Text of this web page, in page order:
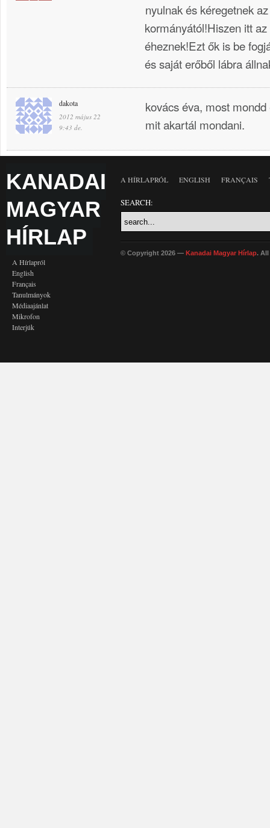
nyulnak és kéregetnek
kormányától!Hiszen itt
éheznek!Ezt ők is be
és saját erőből lábra
dakota
2012 május 22
9:43 de.
kovács éva, most
mit akartál mondani.
KANADAI
MAGYAR
HÍRLAP
A Hírlapról
English
Français
Tanulmányok
Médiaajánlat
Mikrofon
Interjúk
A HÍRLAPRÓL ENGLISH FRANÇAIS
SEARCH:
© Copyright 2026 — Kanadai Magyar Hírlap. All